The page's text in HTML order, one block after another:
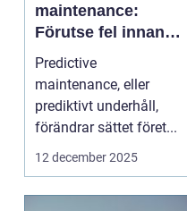
maintenance:
Förutse fel innan
de uppstår med
hjälp av sensorer
Predictive
maintenance, eller
prediktivt underhåll,
förändrar sättet föret...
12 december 2025